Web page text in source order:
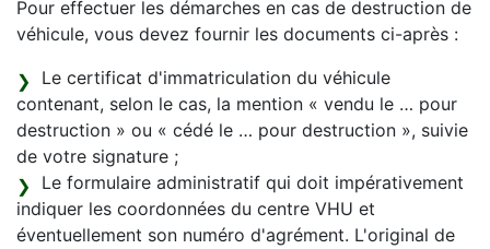
Pour effectuer les démarches en cas de destruction de
véhicule, vous devez fournir les documents ci-après :
Le certificat d'immatriculation du véhicule
contenant, selon le cas, la mention « vendu le … pour
destruction » ou « cédé le … pour destruction », suivie
de votre signature ;
Le formulaire administratif qui doit impérativement
indiquer les coordonnées du centre VHU et
éventuellement son numéro d'agrément. L'original de